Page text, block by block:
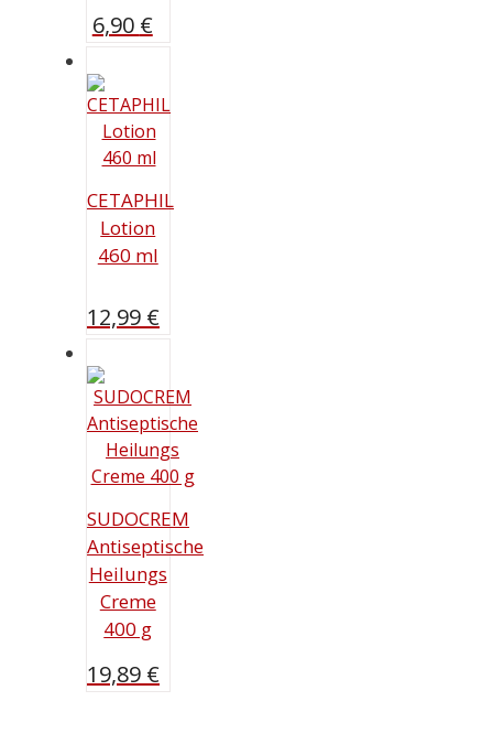
6,90 €
CETAPHIL
Lotion
460 ml
12,99 €
SUDOCREM
Antiseptische
Heilungs
Creme
400 g
19,89 €